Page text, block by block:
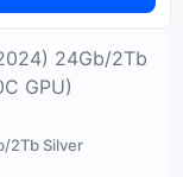
2Tb Silver